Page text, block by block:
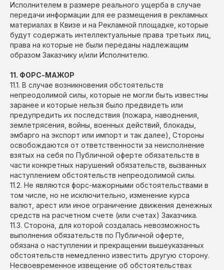
Исполнителем в размере реального ущерба в случае
передачи информации для ее размещения в рекламных
материалах в Квизе и на Рекламной площадке, которые
будут содержать интеллектуальные права третьих лиц,
права на которые не были переданы надлежащим
образом Заказчику и/или Исполнителю.
11. ФОРС-МАЖОР
11.1. В случае возникновения обстоятельств
непреодолимой силы, которые не могли быть известны
заранее и которые нельзя было предвидеть или
предупредить их последствия (пожара, наводнения,
землетрясения, войны, военных действий, блокады,
эмбарго на экспорт или импорт и так далее), Стороны
освобождаются от ответственности за неисполнение
взятых на себя по Публичной оферте обязательств в
части конкретных нарушений обязательств, вызванных
наступлением обстоятельств непреодолимой силы.
11.2. Не являются форс-мажорными обстоятельствами в
том числе, но не исключительно, изменение курса
валют, арест или иное ограничение движения денежных
средств на расчетном счете (или счетах) Заказчика.
11.3. Сторона, для которой создалась невозможность
выполнения обязательств по Публичной оферте,
обязана о наступлении и прекращении вышеуказанных
обстоятельств немедленно известить другую сторону.
Несвоевременное извещение об обстоятельствах